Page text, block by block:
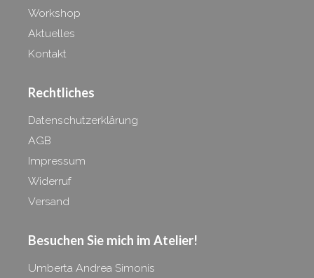
Workshop
Aktuelles
Kontakt
Rechtliches
Datenschutzerklärung
AGB
Impressum
Widerruf
Versand
Besuchen Sie mich im Atelier!
Umberta Andrea Simonis